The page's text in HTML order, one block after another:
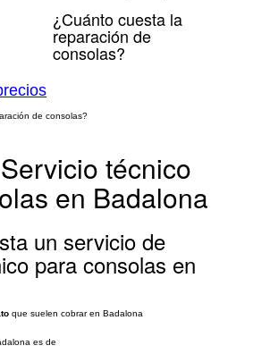
¿Cuánto cuesta la
reparación de
consolas?
técnico
en Badalona
un servicio de
para consolas en
que suelen cobrar en Badalona
es de